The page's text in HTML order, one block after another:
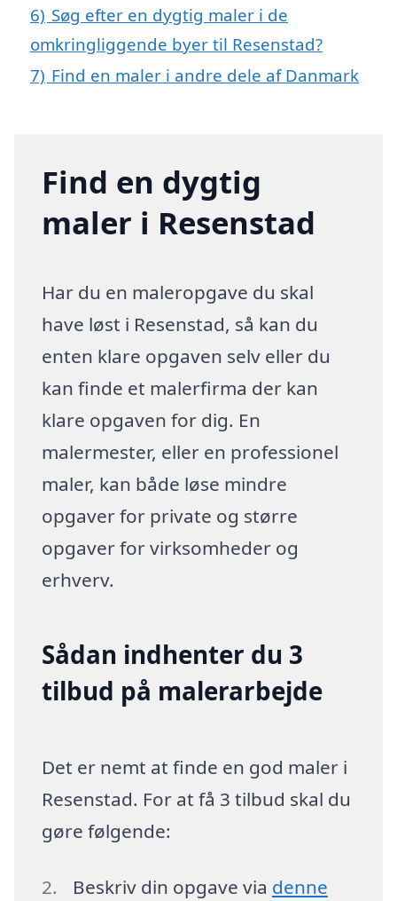
6) Søg efter en dygtig maler i de
omkringliggende byer til Resenstad?
7) Find en maler i andre dele af Danmark
Find en dygtig
maler i Resenstad
Har du en maleropgave du skal
have løst i Resenstad, så kan du
enten klare opgaven selv eller du
kan finde et malerfirma der kan
klare opgaven for dig. En
malermester, eller en professionel
maler, kan både løse mindre
opgaver for private og større
opgaver for virksomheder og
erhverv.
Sådan indhenter du 3
tilbud på malerarbejde
Det er nemt at finde en god maler i
Resenstad. For at få 3 tilbud skal du
gøre følgende:
Beskriv din opgave via denne